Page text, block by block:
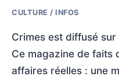
CULTURE / INFOS
Crimes est diffusé
Ce magazine de faits
affaires réelles : une